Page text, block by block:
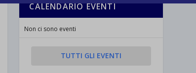
CALENDARIO EVENTI
Non ci sono eventi
TUTTI GLI EVENTI